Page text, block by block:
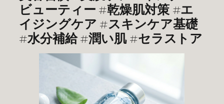
ビューティー #乾燥肌対策 #エ
イジングケア #スキンケア基礎
#水分補給 #潤い肌 #セラストア